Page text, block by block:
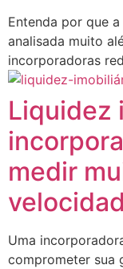
Entenda por que
analisada muito
incorporadoras
Liquidez
medir
Uma
comprometer sua